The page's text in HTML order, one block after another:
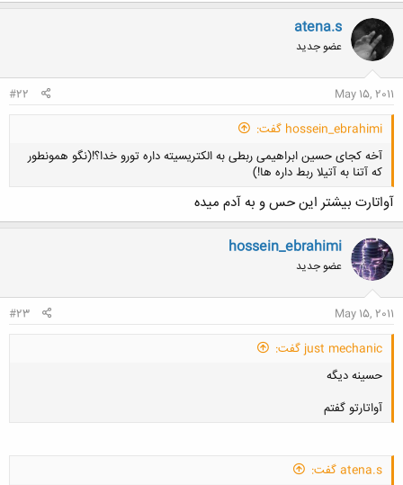
atena.s
عضو جدید
May 15, 2011
#22
hossein_ebrahimi گفت:
آخه کجای حسین ابراهیمی ربطی به الکتریسیته داره تورو خدا؟!(نگو همونطور
که آتنا به آتیلا ربط داره ها!)
آواتارت بیشتر این حس و به آدم میده
hossein_ebrahimi
عضو جدید
May 15, 2011
#23
just mechanic گفت:
حسینه دیگه
آواتارتو گفتم
atena.s گفت: